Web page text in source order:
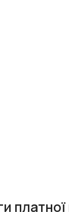
платної